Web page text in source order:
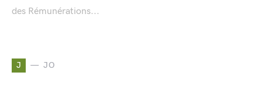
des Rémunérations...
J JO